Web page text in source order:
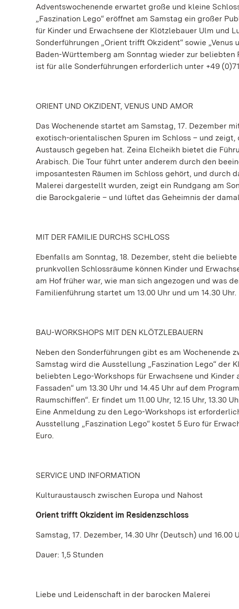
Adventswochenende erwartet große und kleine
„Faszination Lego“ eröffnet am Samstag ein großer
für Kinder und Erwachsene der Klötzlebauer Ulm und
Sonderführungen „Orient trifft Okzident“ sowie
Baden-Württemberg am Sonntag wieder zur
ist für alle Sonderführungen erforderlich unter +49 (0)71
ORIENT UND OKZIDENT, VENUS UND AMOR
Das Wochenende startet am Samstag, 17. Dezember
exotisch-orientalischen Spuren im Schloss – und
Austausch gegeben hat. Zeina Elcheikh bietet die
Arabisch. Die Tour führt unter anderem durch den
imposantesten Räumen im Schloss gehört, und durch
Malerei dargestellt wurden, zeigt ein Rundgang am
die Barockgalerie – und lüftet das Geheimnis der
MIT DER FAMILIE DURCHS SCHLOSS
Ebenfalls am Sonntag, 18. Dezember, steht die
prunkvollen Schlossräume können Kinder und
am Hof früher war, wie man sich angezogen und was
Familienführung startet um 13.00 Uhr und um 14.30 Uhr.
BAU-WORKSHOPS MIT DEN KLÖTZLEBAUERN
Neben den Sonderführungen gibt es am Wochenende
Samstag wird die Ausstellung „Faszination Lego“
beliebten Lego-Workshops für Erwachsene und
Fassaden“ um 13.30 Uhr und 14.45 Uhr auf dem
Raumschiffen“. Er findet um 11.00 Uhr, 12.15 Uhr,
Eine Anmeldung zu den Lego-Workshops ist
Ausstellung „Faszination Lego“ kostet 5 Euro für
Euro.
SERVICE UND INFORMATION
Kulturaustausch zwischen Europa und Nahost
Orient trifft Okzident im Residenzschloss
Samstag, 17. Dezember, 14.30 Uhr (Deutsch) und 16.00
Dauer: 1,5 Stunden
Liebe und Leidenschaft in der barocken Malerei